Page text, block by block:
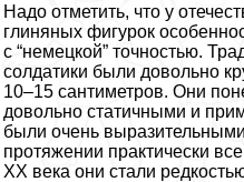
Надо отметить, что у
глиняных фигурок
с “немецкой” точностью.
солдатики были довольно
10–15 сантиметров. Они
довольно статичными и
были очень
протяжении пpaктически
ХХ века они стали